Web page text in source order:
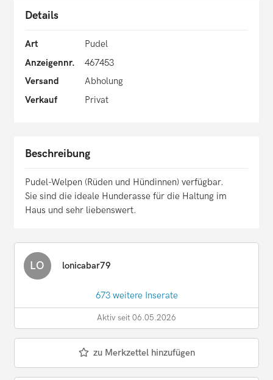
Details
Art
Pudel
Anzeigennr.
467453
Versand
Abholung
Verkauf
Privat
Beschreibung
Pudel-Welpen (Rüden und Hündinnen) verfügbar.
Sie sind die ideale Hunderasse für die Haltung im
Haus und sehr liebenswert.
LO lonicabar79
673 weitere Inserate
Aktiv seit 06.05.2026
zu Merkzettel hinzufügen